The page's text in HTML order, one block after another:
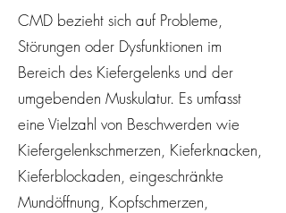
CMD bezieht sich auf Probleme,
Störungen oder Dysfunktionen im
Bereich des Kiefergelenks und der
umgebenden Muskulatur. Es umfasst
eine Vielzahl von Beschwerden wie
Kiefergelenkschmerzen, Kieferknacken,
Kieferblockaden, eingeschränkte
Mundöffnung, Kopfschmerzen,